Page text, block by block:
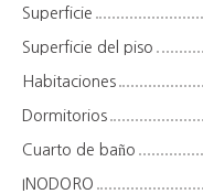
Superficie
Superficie del piso
Habitaciones
Dormitorios
Cuarto de baño
INODORO